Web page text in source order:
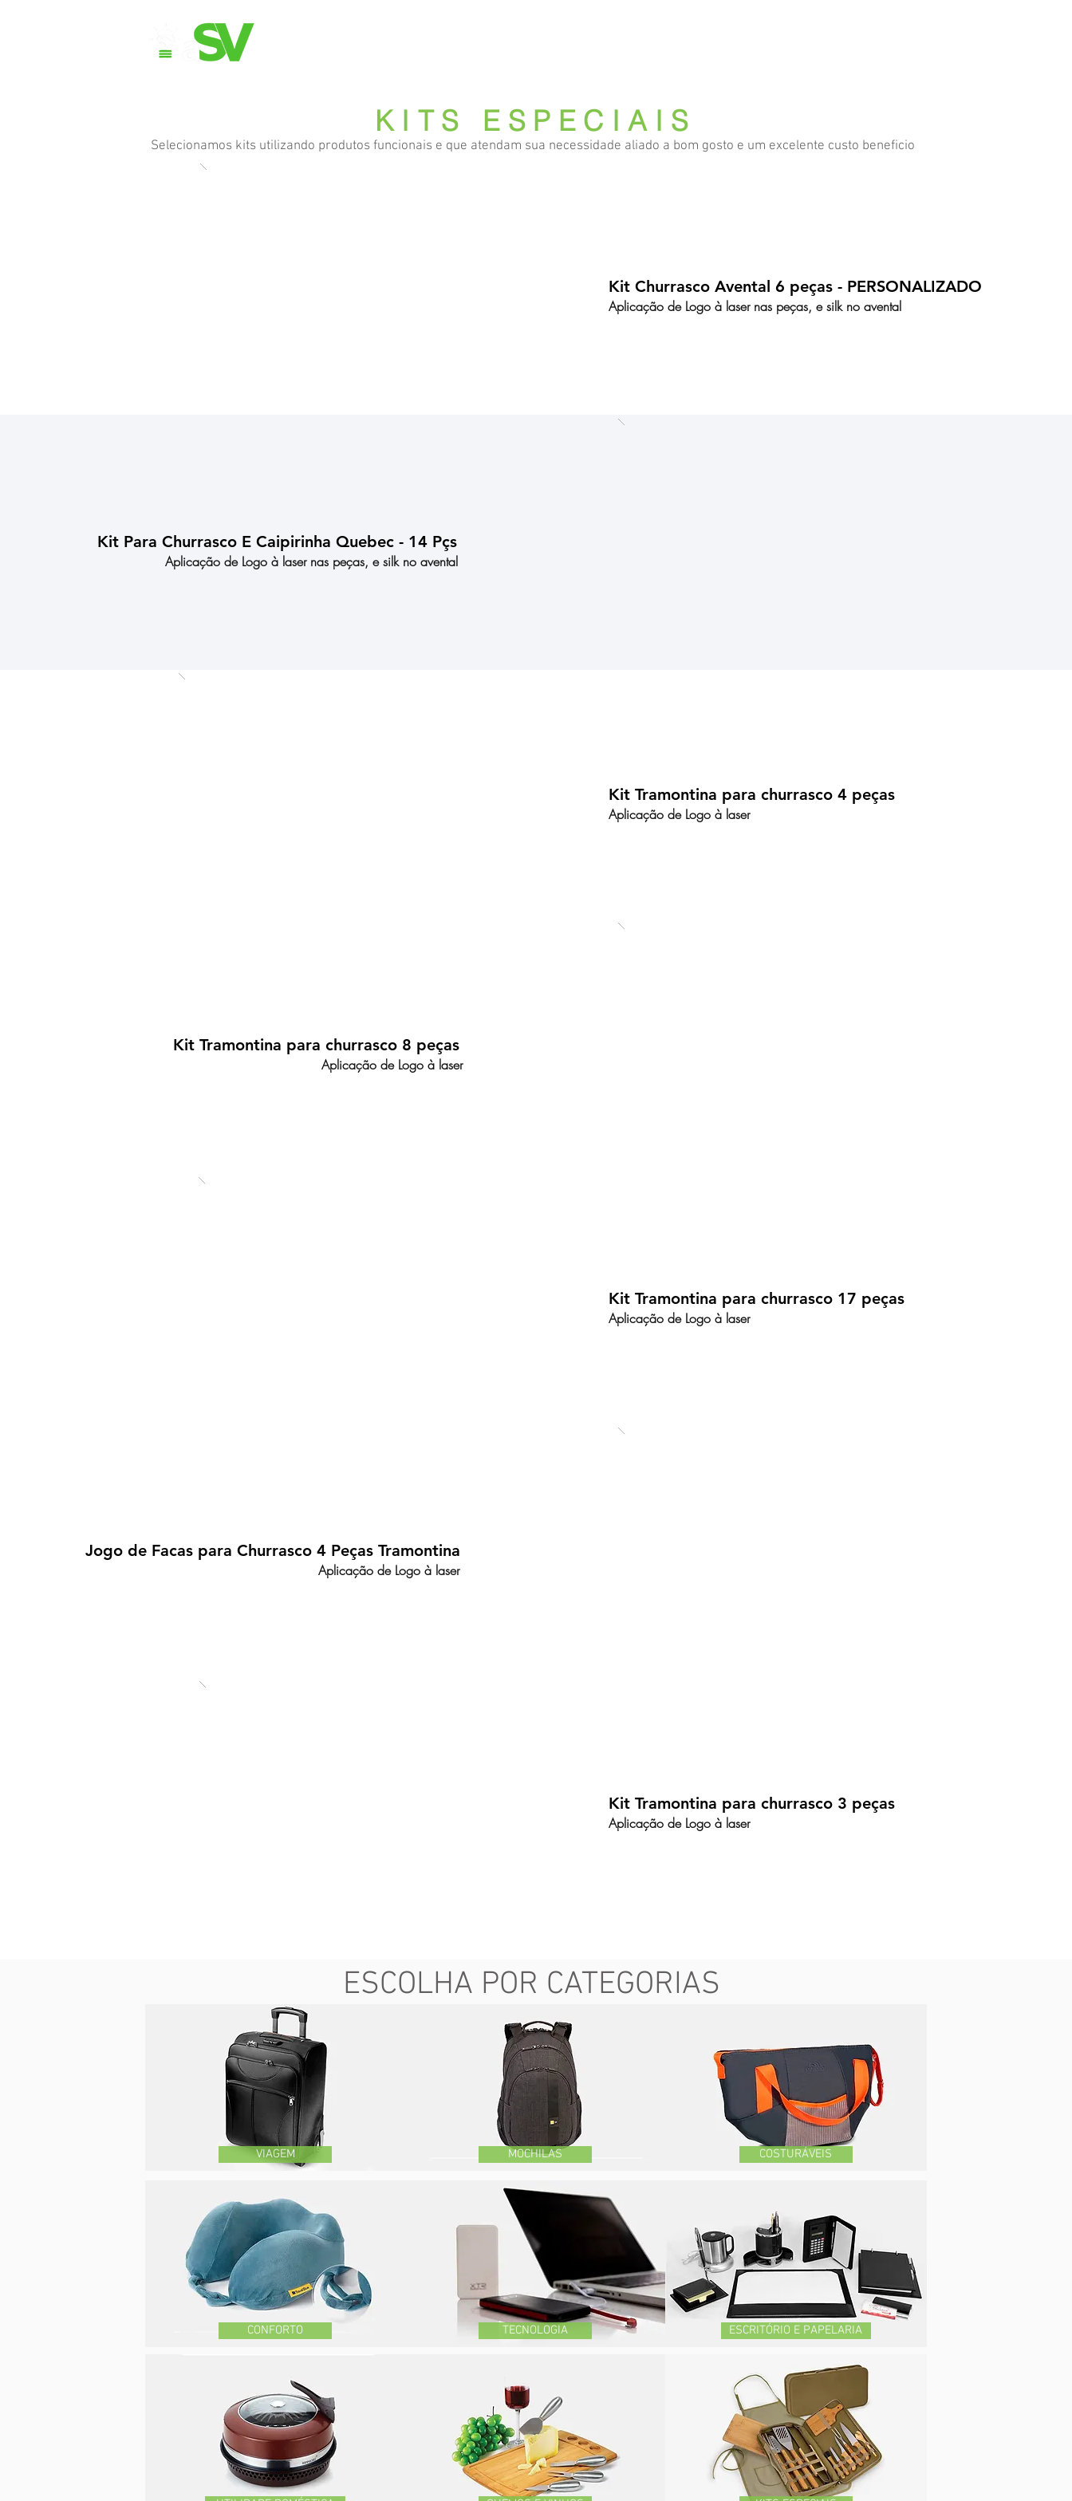
KITS ESPECIAIS
Selecionamos kits utilizando produtos funcionais e que atendam sua necessidade aliado a bom gosto e um excelente custo beneficio
Kit Churrasco Avental 6 peças - PERSONALIZADO
Aplicação de Logo à laser nas peças, e silk no avental
Kit Para Churrasco E Caipirinha Quebec - 14 Pçs
Aplicação de Logo à laser nas peças, e silk no avental
Kit Tramontina para churrasco 4 peças
Aplicação de Logo à laser
Kit Tramontina para churrasco 8 peças
Aplicação de Logo à laser
Kit Tramontina para churrasco 17 peças
Aplicação de Logo à laser
Jogo de Facas para Churrasco 4 Peças Tramontina
Aplicação de Logo à laser
Kit Tramontina para churrasco 3 peças
Aplicação de Logo à laser
ESCOLHA POR CATEGORIAS
VIAGEM MOCHILAS COSTURÁVEIS
CONFORTO TECNOLOGIA ESCRITÓRIO E PAPELARIA